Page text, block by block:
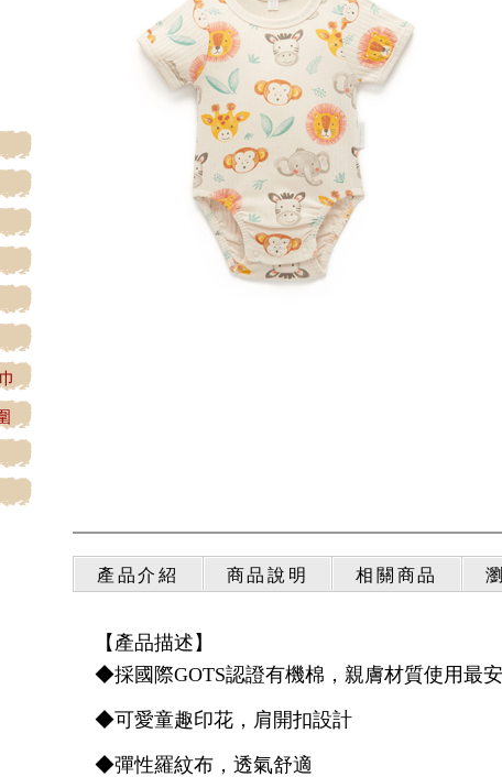
產品介紹 商品說明 相關商品
【產品描述】
◆採國際GOTS認證有機棉， 親膚材質使用最
◆可愛童趣印花，肩開扣設計
◆彈性羅紋布，透氣舒適